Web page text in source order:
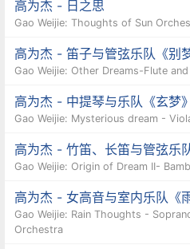
高为杰 - 日之思
Gao Weijie: Thoughts of Sun
高为杰 - 笛子与管弦乐队《别
Gao Weijie: Other Dreams-Flute
高为杰 - 中提琴与乐队《玄梦》
Gao Weijie: Mysterious dream -
高为杰 - 竹笛、长笛与管弦乐
Gao Weijie: Origin of Dream II-
高为杰 - 女高音与室内乐队《
Gao Weijie: Rain Thoughts -
Orchestra